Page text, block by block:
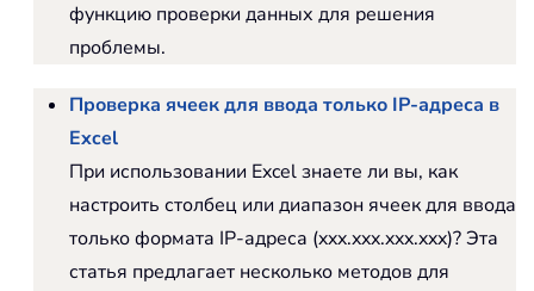
функцию проверки данных для решения
проблемы.
Проверка ячеек для ввода только IP-адреса в
Excel
При использовании Excel знаете ли вы, как
настроить столбец или диапазон ячеек для ввода
только формата IP-адреса (xxx.xxx.xxx.xxx)? Эта
статья предлагает несколько методов для